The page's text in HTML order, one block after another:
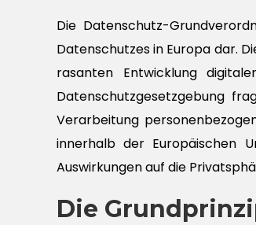
Die Datenschutz-
Datenschutzes in Europa dar.
rasanten Entwicklung
Datenschutzgesetzgebung
Verarbeitung
innerhalb der Europäischen
Auswirkungen auf die
Die